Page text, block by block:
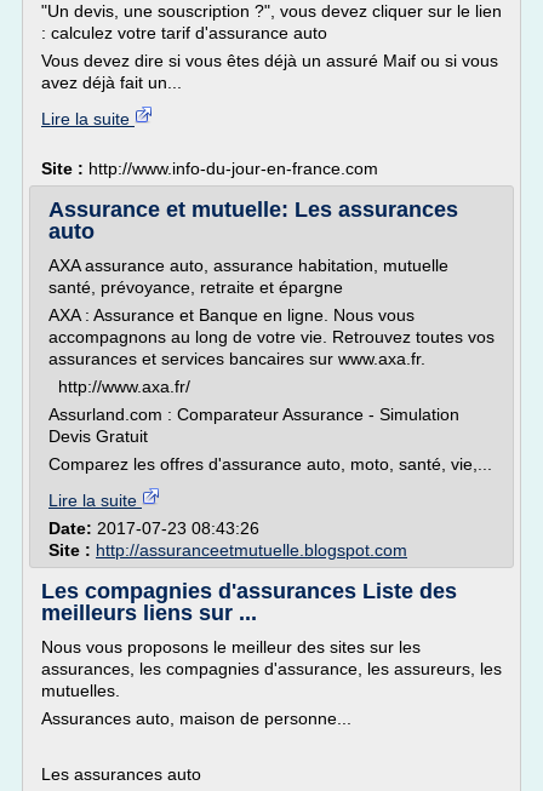
"Un devis, une souscription ?", vous devez cliquer sur le lien
: calculez votre tarif d'assurance auto
Vous devez dire si vous êtes déjà un assuré Maif ou si vous
avez déjà fait un...
Lire la suite
Site : http://www.info-du-jour-en-france.com
Assurance et mutuelle: Les assurances
auto
AXA assurance auto, assurance habitation, mutuelle
santé, prévoyance, retraite et épargne
AXA : Assurance et Banque en ligne. Nous vous
accompagnons au long de votre vie. Retrouvez toutes vos
assurances et services bancaires sur www.axa.fr.
http://www.axa.fr/
Assurland.com : Comparateur Assurance - Simulation
Devis Gratuit
Comparez les offres d'assurance auto, moto, santé, vie,...
Lire la suite
Date: 2017-07-23 08:43:26
Site : http://assuranceetmutuelle.blogspot.com
Les compagnies d'assurances Liste des
meilleurs liens sur ...
Nous vous proposons le meilleur des sites sur les
assurances, les compagnies d'assurance, les assureurs, les
mutuelles.
Assurances auto, maison de personne...
Les assurances auto